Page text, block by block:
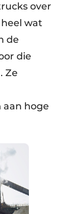
over
wat
de
die
Ze
hoge